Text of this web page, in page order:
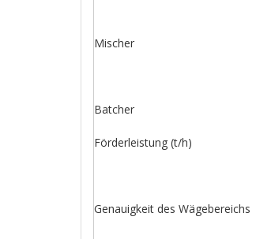
Mischer
Batcher
Förderleistung (t/h)
Genauigkeit des Wägebereichs